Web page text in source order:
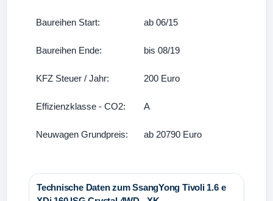
Baureihen Start: ab 06/15
Baureihen Ende: bis 08/19
KFZ Steuer / Jahr: 200 Euro
Effizienzklasse - CO2: A
Neuwagen Grundpreis: ab 20790 Euro
Technische Daten zum SsangYong Tivoli 1.6 e